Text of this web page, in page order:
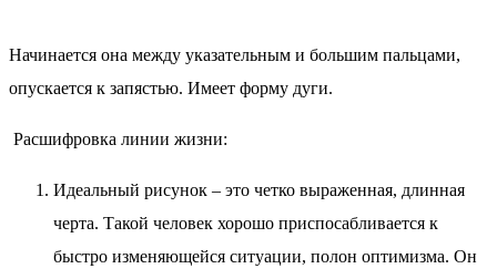
Начинается она между указательным и большим пальцами,
опускается к запястью. Имеет форму дуги.
Расшифровка линии жизни:
Идеальный рисунок – это четко выраженная, длинная
черта. Такой человек хорошо приспосабливается к
быстро изменяющейся ситуации, полон оптимизма. Он